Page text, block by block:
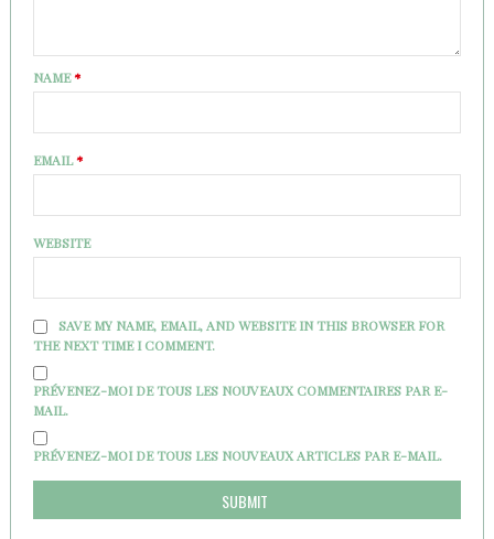
NAME*
EMAIL*
WEBSITE
SAVE MY NAME, EMAIL, AND WEBSITE IN THIS BROWSER FOR
THE NEXT TIME I COMMENT.
PRÉVENEZ-MOI DE TOUS LES NOUVEAUX COMMENTAIRES PAR E-
MAIL.
PRÉVENEZ-MOI DE TOUS LES NOUVEAUX ARTICLES PAR E-MAIL.